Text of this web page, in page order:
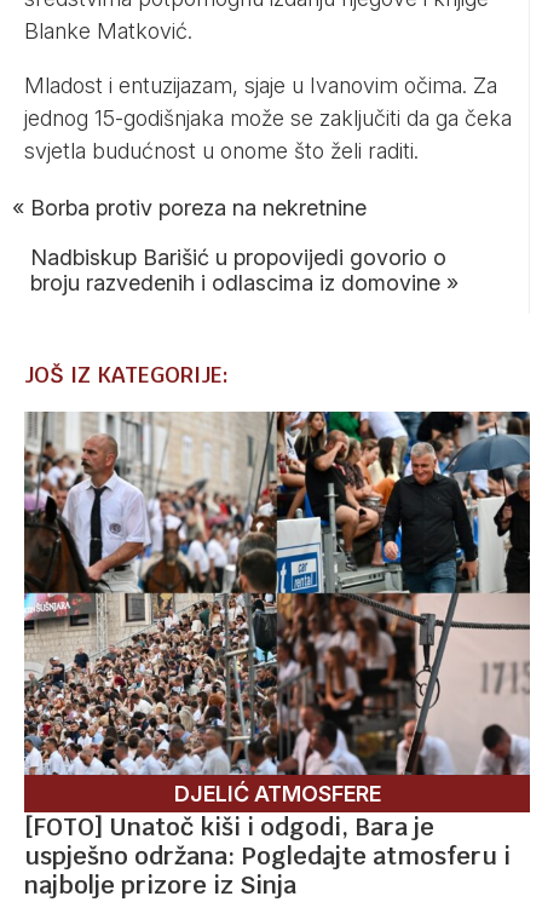
Blanke Matković.
Mladost i entuzijazam, sjaje u Ivanovim očima. Za
jednog 15-godišnjaka može se zaključiti da ga čeka
svjetla budućnost u onome što želi raditi.
« Borba protiv poreza na nekretnine
Nadbiskup Barišić u propovijedi govorio o
broju razvedenih i odlascima iz domovine »
JOŠ IZ KATEGORIJE:
DJELIĆ ATMOSFERE
[FOTO] Unatoč kiši i odgodi, Bara je
uspješno održana: Pogledajte atmosferu i
najbolje prizore iz Sinja